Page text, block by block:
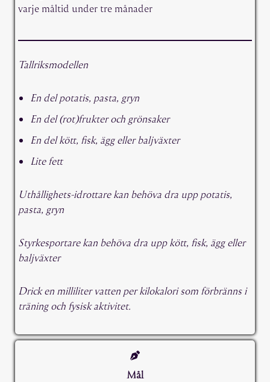
varje måltid under tre månader
Tallriksmodellen
En del potatis, pasta, gryn
En del (rot)frukter och grönsaker
En del kött, fisk, ägg eller baljväxter
Lite fett
Uthållighets-idrottare kan behöva dra upp potatis,
pasta, gryn
Styrkesportare kan behöva dra upp kött, fisk, ägg eller
baljväxter
Drick en milliliter vatten per kilokalori som förbränns i
träning och fysisk aktivitet.
Mål